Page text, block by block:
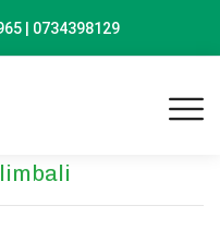
| 0734398129